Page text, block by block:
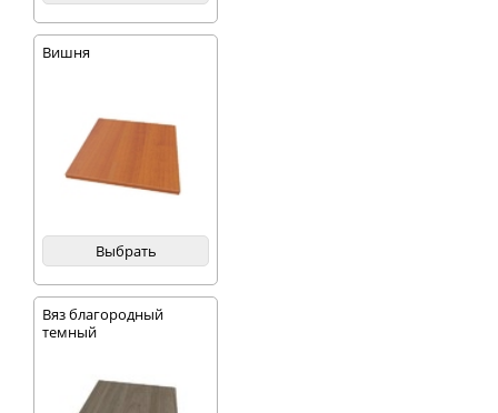
Вишня
Выбрать
Вяз благородный
темный